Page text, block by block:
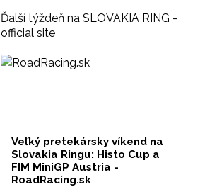
Ďalší týždeň na SLOVAKIA RING -
official site
Veľký pretekársky víkend na
Slovakia Ringu: Histo Cup a
FIM MiniGP Austria -
RoadRacing.sk